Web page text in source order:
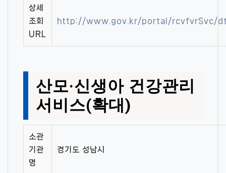
상세
조회
URL
http://www.gov.kr/portal/rcvfvrSvc/
산모·신생아 건강관리
서비스(확대)
소관
기관
명
경기도 성남시